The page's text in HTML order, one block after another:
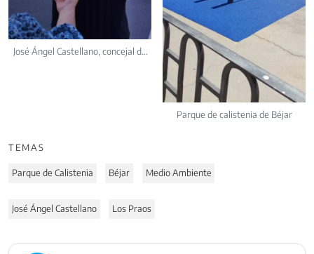
José Ángel Castellano, concejal de
Parque de calistenia de Béjar
TEMAS
Parque de Calistenia Béjar Medio Ambiente
José Ángel Castellano Los Praos